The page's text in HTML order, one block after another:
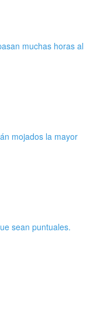
muchas horas al
mojados la mayor
sean puntuales.